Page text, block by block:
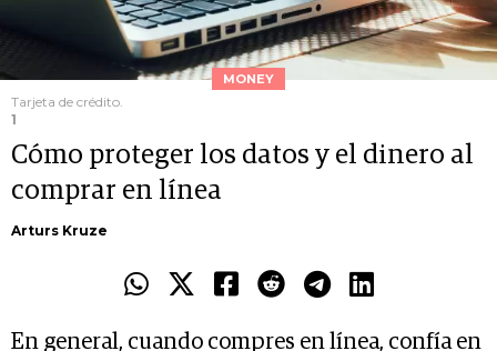
MONEY
Tarjeta de crédito.
1
Cómo proteger los datos y el dinero al
comprar en línea
Arturs Kruze
En general, cuando compres en línea, confía en